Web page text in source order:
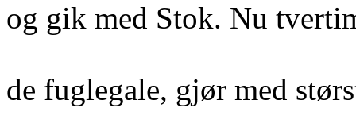
og gik med Stok. Nu
de fuglegale, gjør med